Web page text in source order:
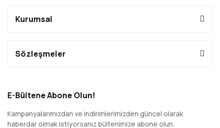
Kurumsal
Sözleşmeler
E-Bültene Abone Olun!
Kampanyalarımızdan ve indirimlerimizden güncel olarak
haberdar olmak istiyorsanız bültenimize abone olun.